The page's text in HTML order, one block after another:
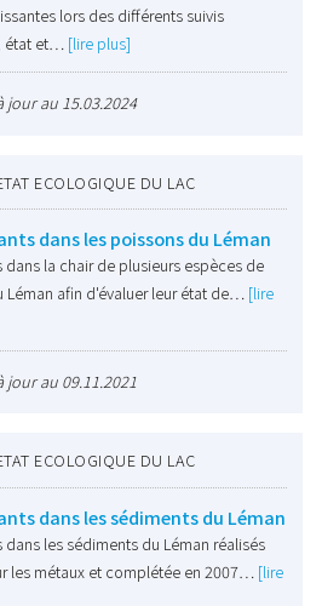
lors des différents suivis
état et… [lire plus]
jour au 15.03.2024
ECOLOGIQUE DU LAC
dans les poissons du Léman
la chair de plusieurs espèces de
Léman afin d'évaluer leur état de… [lire
jour au 09.11.2021
ECOLOGIQUE DU LAC
dans les sédiments du Léman
les sédiments du Léman réalisés
les métaux et complétée en 2007… [lire